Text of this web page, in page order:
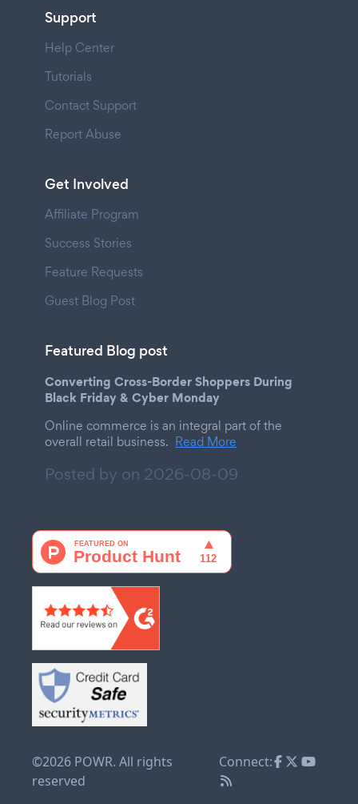
Support
Help Center
Tutorials
Contact Support
Report Abuse
Get Involved
Affiliate Program
Success Stories
Feature Requests
Guest Blog Post
Featured Blog post
Converting Cross-Border Shoppers During
Black Friday & Cyber Monday
Online commerce is an integral part of the
overall retail business. Read More
Posted by on 2026-08-09
©2026 POWR. All rights
reserved
Connect: